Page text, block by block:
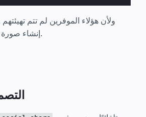
ولأن هؤلاء الموفرين لم تتم
إنشاء صورة وتصميم للزر للموفر.